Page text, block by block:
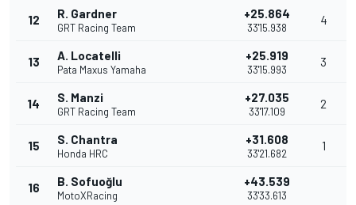
12 R. Gardner
GRT Racing Team
+25.864
33'15.938
4
13 A. Locatelli
Pata Maxus Yamaha
+25.919
33'15.993
3
14 S. Manzi
GRT Racing Team
+27.035
33'17.109
2
15 S. Chantra
Honda HRC
+31.608
33'21.682
1
16 B. Sofuoğlu
MotoXRacing
+43.539
33'33.613